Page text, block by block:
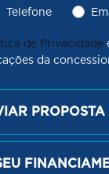
Telefone
de Privacidade
da
PROPOSTA